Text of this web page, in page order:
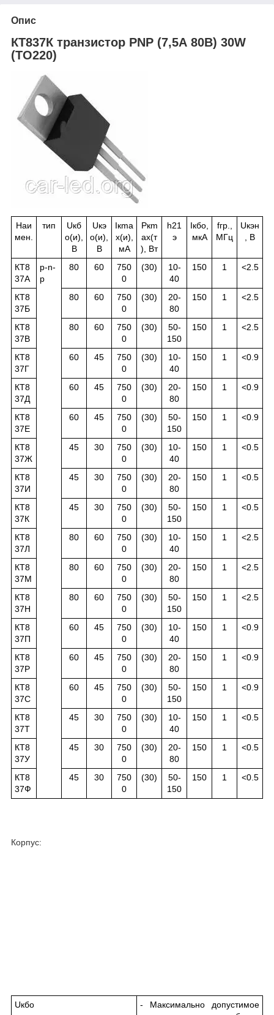
Опис
КТ837К транзистор PNP (7,5А 80В) 30W
(ТО220)
Наи
мен.
тип Uкб
о(и),
В
Uкэ
о(и),
В
Iкma
x(и),
мА
Pкm
ax(т
), Вт
h21
э
Iкбо,
мкА
fгр.,
МГц
Uкэн
, В
КТ8
37А
p-n-
p
80 60
750
0
(30)
10-
40
150 1 <2.5
КТ8
37Б
80 60
750
0
(30)
20-
80
150 1 <2.5
КТ8
37В
80 60
750
0
(30)
50-
150
150 1 <2.5
КТ8
37Г
60 45
750
0
(30)
10-
40
150 1 <0.9
КТ8
37Д
60 45
750
0
(30)
20-
80
150 1 <0.9
КТ8
37Е
60 45
750
0
(30)
50-
150
150 1 <0.9
КТ8
37Ж
45 30
750
0
(30)
10-
40
150 1 <0.5
КТ8
37И
45 30
750
0
(30)
20-
80
150 1 <0.5
КТ8
37К
45 30
750
0
(30)
50-
150
150 1 <0.5
КТ8
37Л
80 60
750
0
(30)
10-
40
150 1 <2.5
КТ8
37М
80 60
750
0
(30)
20-
80
150 1 <2.5
КТ8
37Н
80 60
750
0
(30)
50-
150
150 1 <2.5
КТ8
37П
60 45
750
0
(30)
10-
40
150 1 <0.9
КТ8
37Р
60 45
750
0
(30)
20-
80
150 1 <0.9
КТ8
37С
60 45
750
0
(30)
50-
150
150 1 <0.9
КТ8
37Т
45 30
750
0
(30)
10-
40
150 1 <0.5
КТ8
37У
45 30
750
0
(30)
20-
80
150 1 <0.5
КТ8
37Ф
45 30
750
0
(30)
50-
150
150 1 <0.5
Корпус:
Uкбо
- Максимально допустимое